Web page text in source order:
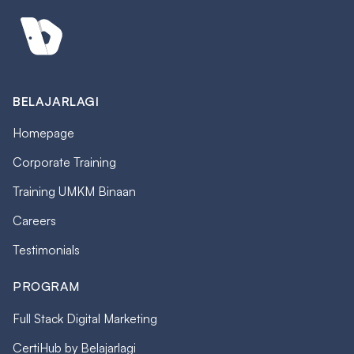
BELAJARLAGI
Homepage
Corporate Training
Training UMKM Binaan
Careers
Testimonials
PROGRAM
Full Stack Digital Marketing
CertiHub by Belajarlagi